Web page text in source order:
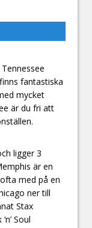
fantastiska
mycket
är du fri att
ligger 3
är en
med på en
ner till
Stax
Soul